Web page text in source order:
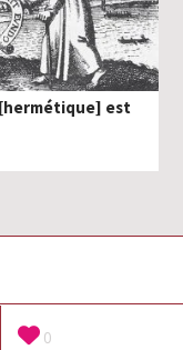
est
0